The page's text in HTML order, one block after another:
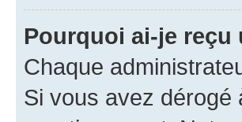
Pourquoi ai-je reçu
Chaque
Si vous avez dérogé